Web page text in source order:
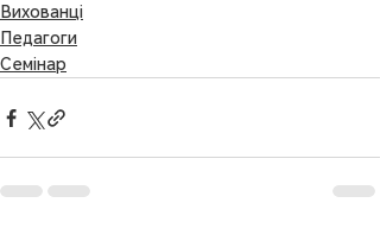
Вихованці
Педагоги
Семінар